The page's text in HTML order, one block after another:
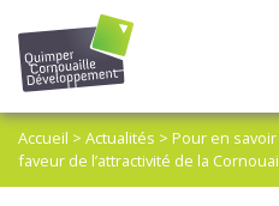
Accueil > Actualités > Pour en
faveur de l’attractivité de la